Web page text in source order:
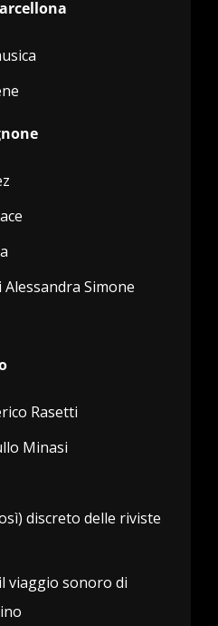
Simone
Rasetti
Minasi
discreto delle riviste
viaggio sonoro di